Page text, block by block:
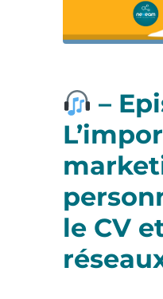
–
le CV